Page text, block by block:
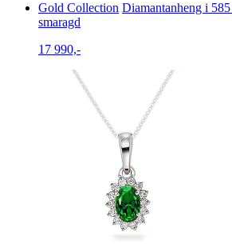
Gold Collection Diamantanheng i
smaragd
17 990,-